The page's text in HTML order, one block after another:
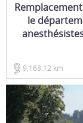
le
9,168.12 km